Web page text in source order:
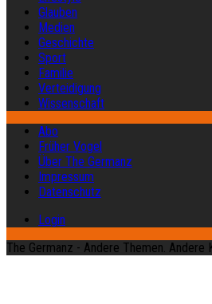
Glauben
Medien
Geschichte
Sport
Familie
Verteidigung
Wissenschaft
Abo
Früher Vogel
Über The Germanz
Impressum
Datenschutz
Login
The Germanz - Andere Themen. Andere